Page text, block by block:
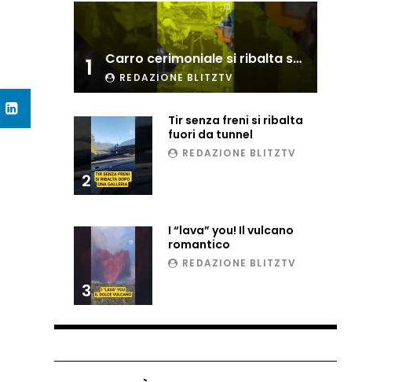
Esplode cabina elettrica
sotterranea
Grattacielo crolla per un
incendio
Ammiocuggino con la ruspa…
1 Carro cerimoniale si ribalta sulla folla
REDAZIONE BLITZTV
2
Tir senza freni si ribalta
fuori da tunnel
REDAZIONE BLITZTV
3
I “lava” you! Il vulcano
romantico
REDAZIONE BLITZTV